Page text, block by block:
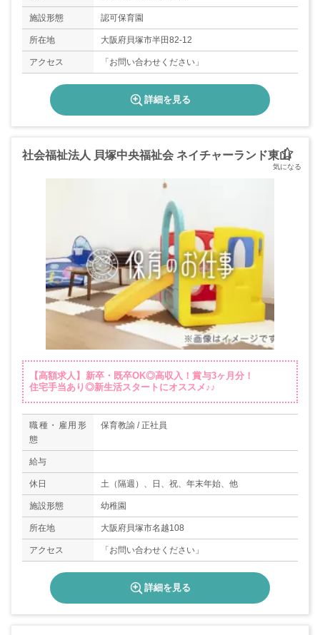
施設形態 認可保育園
所在地 大阪府貝塚市半田82-12
アクセス 「お問い合わせください」
詳細を見る
社会福祉法人 貝塚中央福祉会 ネイチャーランド東山
【高額求人】新卒・既卒OK◎高収入！賞与3ヶ月分！
住宅手当あり◎新生活スタートにオススメ♪♪
職種・雇用形
態
保育教諭 / 正社員
給与
休日 土（隔週）、日、祝、年末年始、他
施設形態 幼稚園
所在地 大阪府貝塚市名越108
アクセス 「お問い合わせください」
詳細を見る